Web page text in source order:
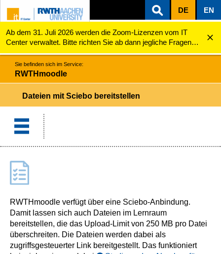
ZUM INHALTSBEREICH
ZUR HAUPTNAVIGATION
ZUR SUCHE
DE EN
Ab dem 31. Juli 2026 werden die Zoom-Lizenzen vom IT
Center verwaltet. Bitte richten Sie ab dann jegliche Fragen
zu den Zoom-Lizenzen (z.B. Probleme mit dem Login) an
servicedesk@itc.rwth-aachen.de.
RWTHmoodle Dateien mit Sciebo bereitstellen
Sie befinden sich im Service:
RWTHmoodle
Dateien mit Sciebo bereitstellen
RWTHmoodle verfügt über eine Sciebo-Anbindung.
Damit lassen sich auch Dateien im Lernraum
bereitstellen, die das Upload-Limit von 250 MB pro Datei
überschreiten. Die Dateien werden dabei als
zugriffsgesteuerter Link bereitgestellt. Das funktioniert